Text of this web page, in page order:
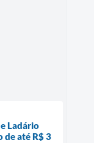
Ladário
de até R$ 3